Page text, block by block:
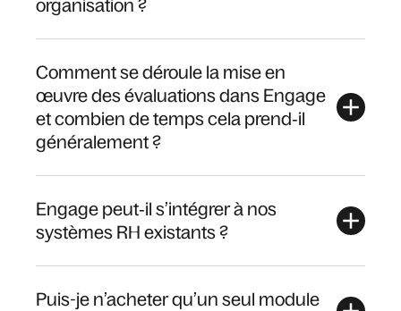
organisation ?
Comment se déroule la mise en
œuvre des évaluations dans Engage
et combien de temps cela prend‑il
généralement ?
Engage peut‑il s’intégrer à nos
systèmes RH existants ?
Puis-je n’acheter qu’un seul module